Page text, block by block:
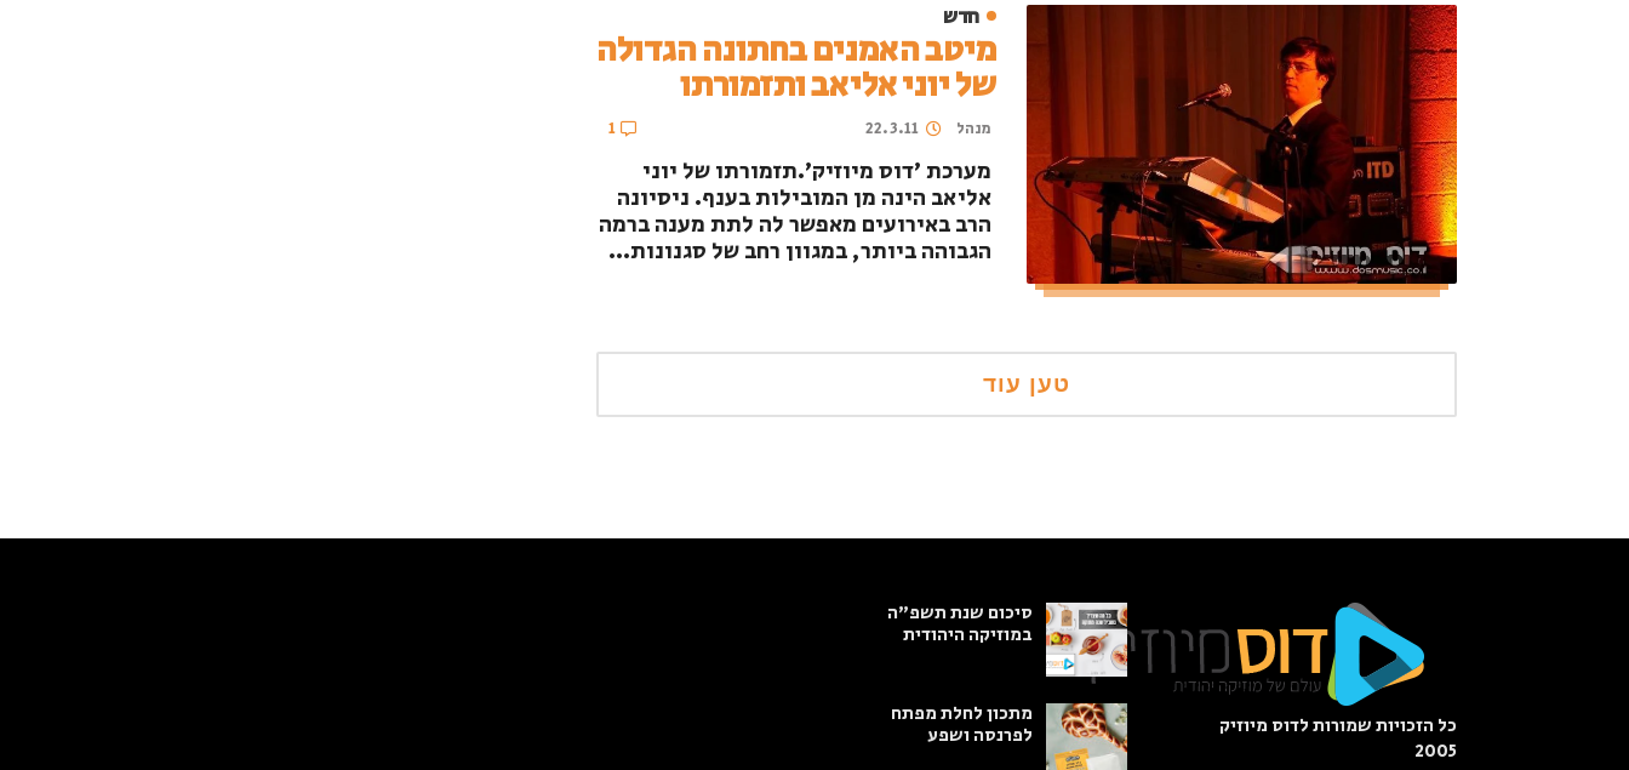
חדש
מיטב האמנים בחתונה הגדולה
של יוני אליאב ותזמורתו
מנהל 22.3.11
1
מערכת 'דוס מיוזיק'.תזמורתו של יוני
אליאב הינה מן המובילות בענף. ניסיונה
הרב באירועים מאפשר לה לתת מענה ברמה
הגבוהה ביותר, במגוון רחב של סגנונות...
כל הזכויות שמורות לדוס מיוזיק
2005
סיכום שנת תשפ"ה
במוזיקה היהודית
מתכון לחלת מפתח
לפרנסה ושפע